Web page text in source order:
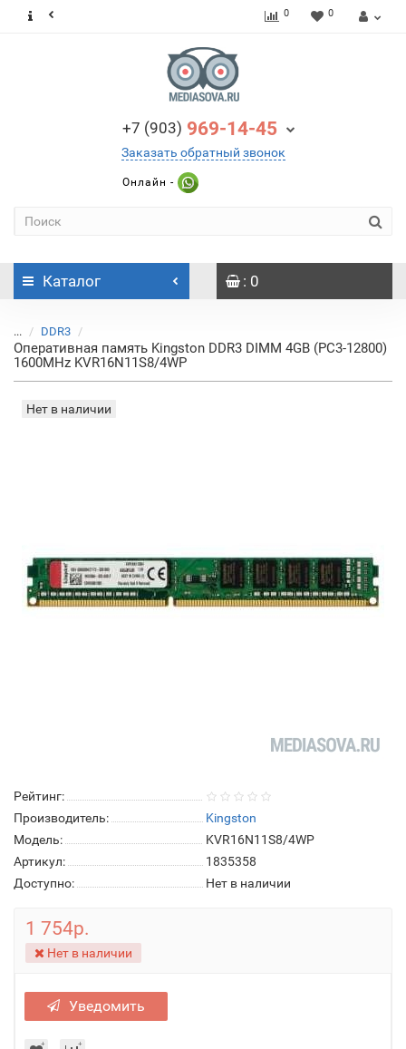
0 0
+7 (903) 969-14-45
Заказать обратный звонок
Онлайн -
Каталог : 0
... DDR3
Оперативная память Kingston DDR3 DIMM 4GB (PC3-12800)
1600MHz KVR16N11S8/4WP
Нет в наличии
Рейтинг:
Производитель:
Kingston
Модель:
KVR16N11S8/4WP
Артикул:
1835358
Доступно:
Нет в наличии
1 754р.
Нет в наличии
Уведомить